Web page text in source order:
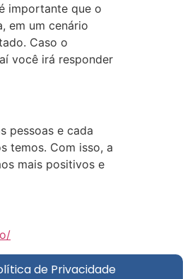
importante que o
em um cenário
Caso o
você irá responder
pessoas e cada
temos. Com isso, a
mais positivos e
de Privacidade